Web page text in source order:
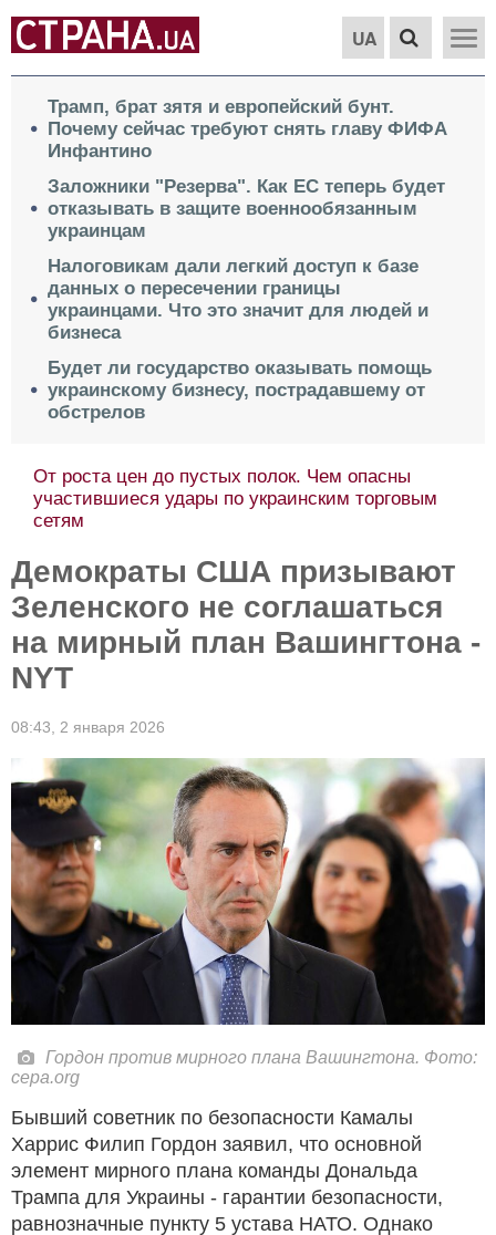
UA
Трамп, брат зятя и европейский бунт.
Почему сейчас требуют снять главу ФИФА
Инфантино
Заложники "Резерва". Как ЕС теперь будет
отказывать в защите военнообязанным
украинцам
Налоговикам дали легкий доступ к базе
данных о пересечении границы
украинцами. Что это значит для людей и
бизнеса
Будет ли государство оказывать помощь
украинскому бизнесу, пострадавшему от
обстрелов
От роста цен до пустых полок. Чем опасны
участившиеся удары по украинским торговым
сетям
Демократы США призывают
Зеленского не соглашаться
на мирный план Вашингтона -
NYT
08:43, 2 января 2026
Гордон против мирного плана Вашингтона. Фото:
cepa.org
Бывший советник по безопасности Камалы
Харрис Филип Гордон заявил, что основной
элемент мирного плана команды Дональда
Трампа для Украины - гарантии безопасности,
равнозначные пункту 5 устава НАТО. Однако